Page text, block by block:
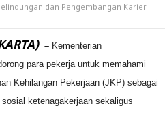
dan Pengembangan Karier
– Kementerian
para pekerja untuk memahami
Kehilangan Pekerjaan (JKP) sebagai
ketenagakerjaan sekaligus